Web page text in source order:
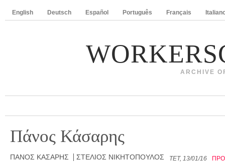
English Deutsch Español Português Français
ARCHIVE
Πάνος Κάσαρης
ΠΆΝΟΣ ΚΆΣΑΡΗΣ ΣΤΈΛΙΟΣ ΝΙΚΗΤΌΠΟΥΛΟΣ ΤΕΤ, 13/01/16